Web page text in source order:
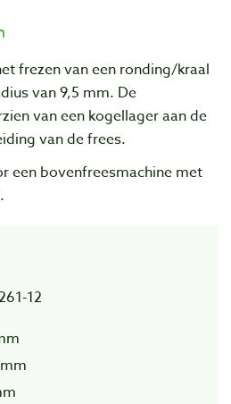
frezen van een ronding/kraal
van 9,5 mm. De
van een kogellager aan de
van de frees.
een bovenfreesmachine met
12